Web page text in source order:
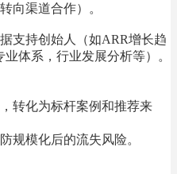
向渠道合作）。
支持创始人（如ARR增长趋
体系，行业发展分析等）。
转化为标杆案例和推荐来
规模化后的流失风险。